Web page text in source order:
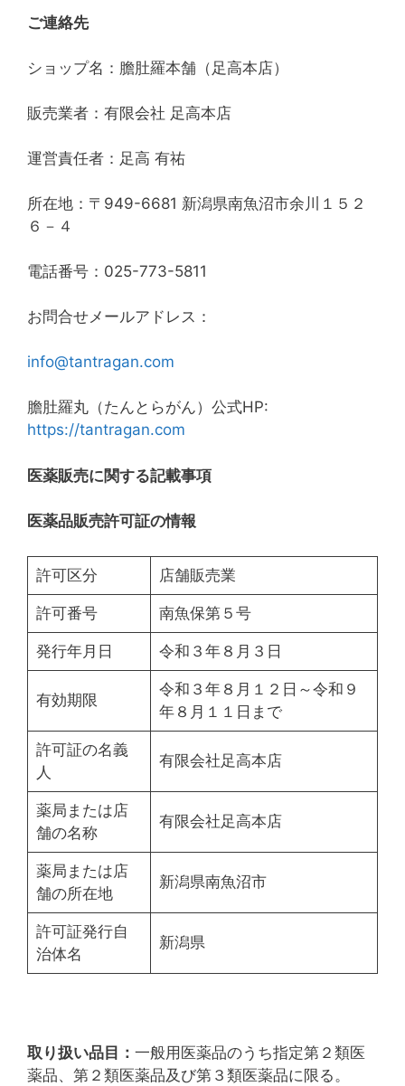
ご連絡先
ショップ名：膽肚羅本舗（足高本店）
販売業者：有限会社 足高本店
運営責任者：足高 有祐
所在地：〒949-6681 新潟県南魚沼市余川１５２
６－４
電話番号：025-773-5811
お問合せメールアドレス：
info@tantragan.com
膽肚羅丸（たんとらがん）公式HP:
https://tantragan.com
医薬販売に関する記載事項
医薬品販売許可証の情報
許可区分 店舗販売業
許可番号 南魚保第５号
発行年月日 令和３年８月３日
有効期限
令和３年８月１２日～令和９
年８月１１日まで
許可証の名義
人
有限会社足高本店
薬局または店
舗の名称
有限会社足高本店
薬局または店
舗の所在地
新潟県南魚沼市
許可証発行自
治体名
新潟県
取り扱い品目： 一般用医薬品のうち指定第２類医
薬品、第２類医薬品及び第３類医薬品に限る。